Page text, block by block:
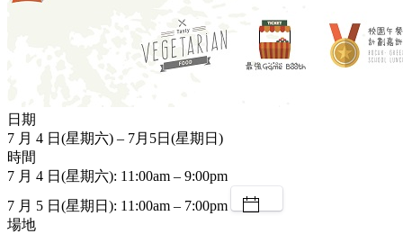
日期
7 月 4 日(星期六) – 7月5日(星期日)
時間
7 月 4 日(星期六): 11:00am – 9:00pm
7 月 5 日(星期日): 11:00am – 7:00pm
場地